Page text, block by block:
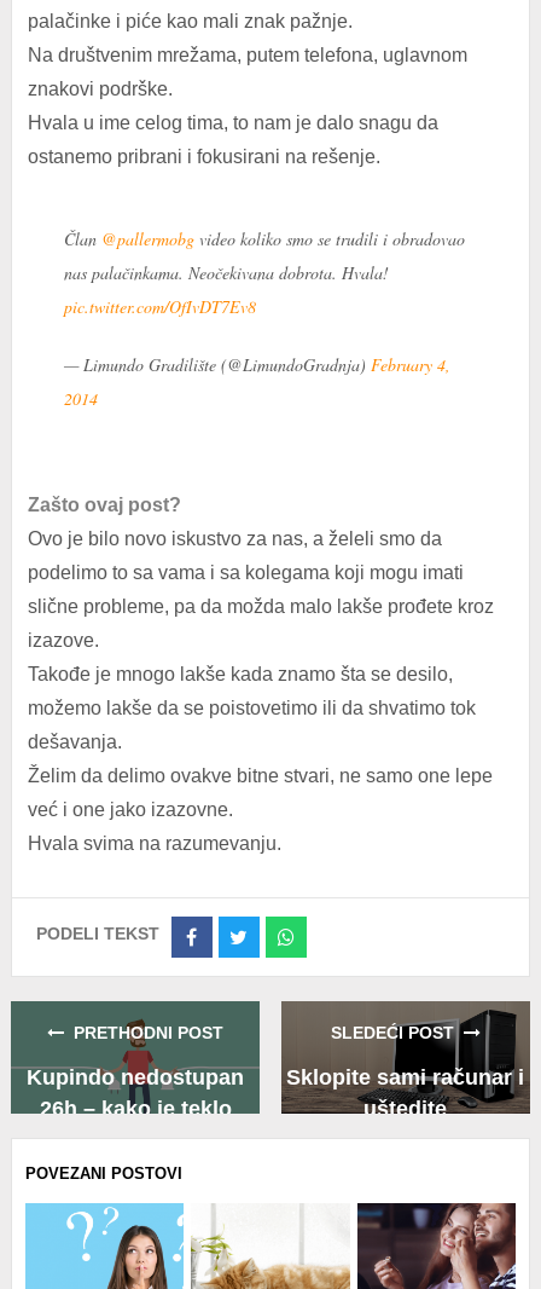
palačinke i piće kao mali znak pažnje.
Na društvenim mrežama, putem telefona, uglavnom
znakovi podrške.
Hvala u ime celog tima, to nam je dalo snagu da
ostanemo pribrani i fokusirani na rešenje.
Član @pallermobgvideo koliko smo se trudili i obradovao
nas palačinkama. Neočekivana dobrota. Hvala!
pic.twitter.com/OfIvDT7Ev8
— Limundo Gradilište (@LimundoGradnja) February 4,
2014
Zašto ovaj post?
Ovo je bilo novo iskustvo za nas, a želeli smo da
podelimo to sa vama i sa kolegama koji mogu imati
slične probleme, pa da možda malo lakše prođete kroz
izazove.
Takođe je mnogo lakše kada znamo šta se desilo,
možemo lakše da se poistovetimo ili da shvatimo tok
dešavanja.
Želim da delimo ovakve bitne stvari, ne samo one lepe
već i one jako izazovne.
Hvala svima na razumevanju.
PODELI TEKST
Share
Facebook
Share
Twitter
Share
Whatsapp
PRETHODNI POST
Kupindo nedostupan
26h – kako je teklo
SLEDEĆI POST
Sklopite sami računar i
uštedite
POVEZANI POSTOVI